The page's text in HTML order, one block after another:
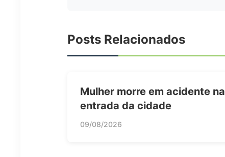
Posts Relacionados
Mulher morre em acidente na
entrada da cidade
09/08/2026